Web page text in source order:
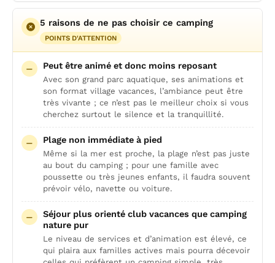
5 raisons de ne pas choisir ce camping
POINTS D'ATTENTION
Peut être animé et donc moins reposant
Avec son grand parc aquatique, ses animations et
son format village vacances, l’ambiance peut être
très vivante ; ce n’est pas le meilleur choix si vous
cherchez surtout le silence et la tranquillité.
Plage non immédiate à pied
Même si la mer est proche, la plage n’est pas juste
au bout du camping ; pour une famille avec
poussette ou très jeunes enfants, il faudra souvent
prévoir vélo, navette ou voiture.
Séjour plus orienté club vacances que camping
nature pur
Le niveau de services et d’animation est élevé, ce
qui plaira aux familles actives mais pourra décevoir